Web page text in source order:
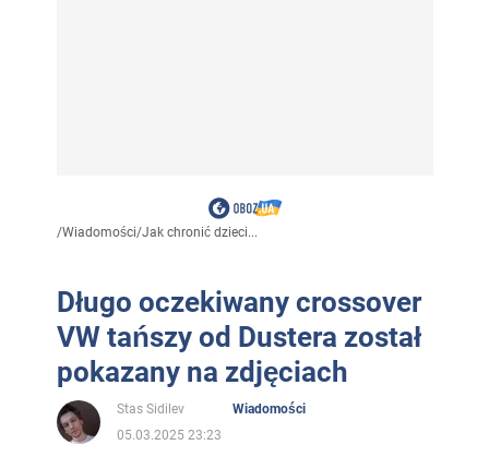
/Wiadomości/Jak chronić dzieci...
Długo oczekiwany crossover
VW tańszy od Dustera został
pokazany na zdjęciach
Stas Sidilev
Wiadomości
05.03.2025 23:23